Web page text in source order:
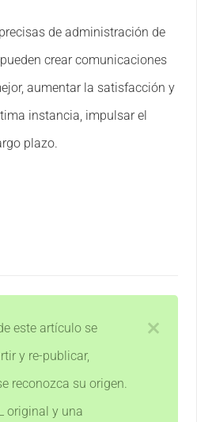
de administración de
crear comunicaciones
aumentar la satisfacción y
instancia, impulsar el
plazo.
este artículo se
y re-publicar,
reconozca su origen.
original y una